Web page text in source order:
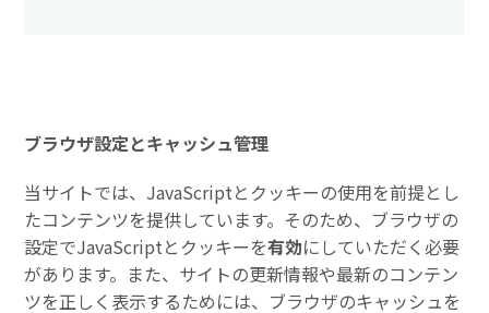
ブラウザ設定とキャッシュ管理
当サイトでは、JavaScriptとクッキーの使用を前提とし
たコンテンツを提供しています。そのため、ブラウザの
設定でJavaScriptとクッキーを有効にしていただく必要
があります。また、サイトの更新情報や最新のコンテン
ツを正しく表示するためには、ブラウザのキャッシュを